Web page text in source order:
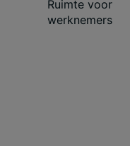
Ruimte voor
werknemers